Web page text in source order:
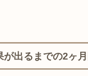
が出るまでの2ヶ